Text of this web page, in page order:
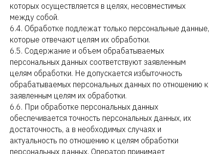
которых осуществляется в целях, несовместимых
между собой.
6.4. Обработке подлежат только персональные данные,
которые отвечают целям их обработки.
6.5. Содержание и объем обрабатываемых
персональных данных соответствуют заявленным
целям обработки. Не допускается избыточность
обрабатываемых персональных данных по отношению к
заявленным целям их обработки.
6.6. При обработке персональных данных
обеспечивается точность персональных данных, их
достаточность, а в необходимых случаях и
актуальность по отношению к целям обработки
персональных данных. Оператор принимает